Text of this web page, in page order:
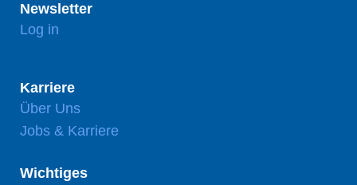
Newsletter
Log in
Karriere
Über Uns
Jobs & Karriere
Wichtiges